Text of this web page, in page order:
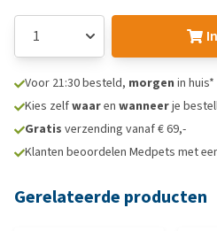
Voor 21:30 besteld, morgen in huis*
Kies zelfwaaren wanneerje
Gratis verzending vanaf € 69,-
Klanten beoordelen Medpets met
Gerelateerde producten